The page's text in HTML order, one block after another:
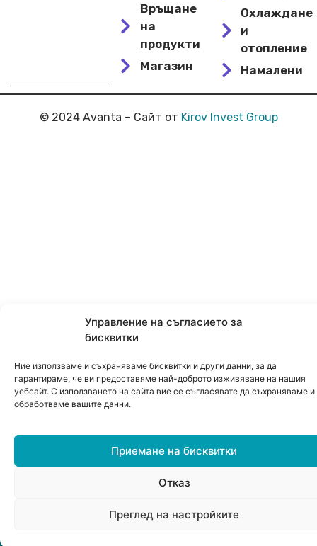
Управление на съгласието за
бисквитки
Ние използваме и съхраняваме бисквитки и други данни, за да
гарантираме, че ви предоставяме най-доброто изживяване на нашия
уебсайт. С използването на сайта вие се съгласявате да съхраняваме и
обработваме вашите данни.
Приемане на бисквитки
Отказ
Преглед на настройките
Връщане
на
продукти
Магазин
Охлаждане
и
отопление
Намалени
© 2024 Avanta – Сайт от Kirov Invest Group